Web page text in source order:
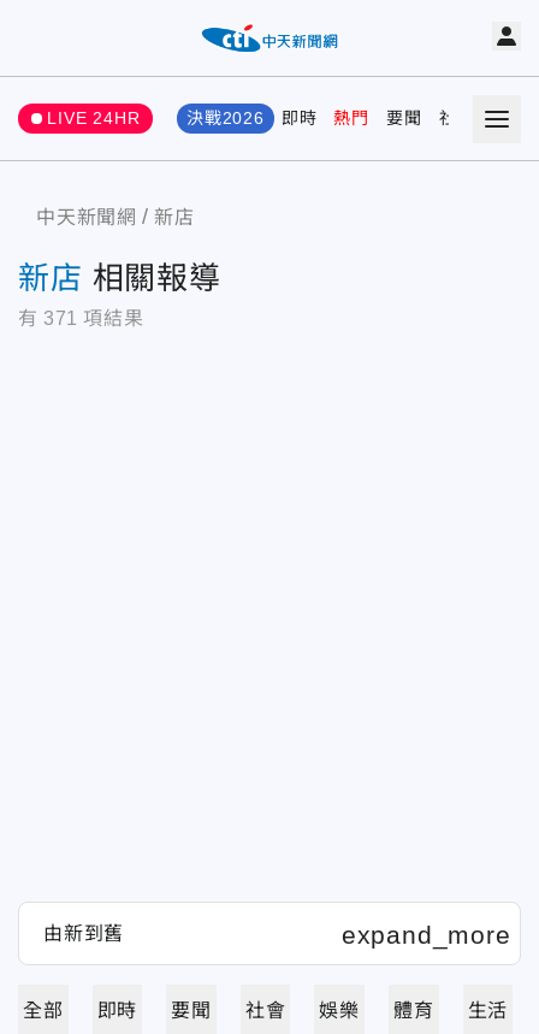
LIVE 24HR 決戰2026 即時 熱門 要聞 社會 娛樂
中天新聞網 新店
新店 相關報導
有 371 項結果
全部 即時 要聞 社會 娛樂 體育 生活